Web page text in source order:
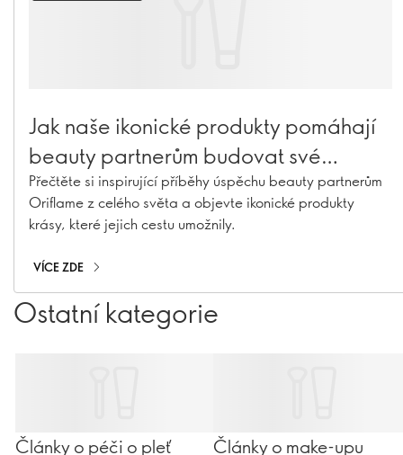
Jak naše ikonické produkty pomáhají
beauty partnerům budovat své
úspěchy
Přečtěte si inspirující příběhy úspěchu beauty partnerům
Oriflame z celého světa a objevte ikonické produkty
krásy, které jejich cestu umožnily.
VÍCE ZDE
Ostatní kategorie
Články o péči o pleť Články o make-upu